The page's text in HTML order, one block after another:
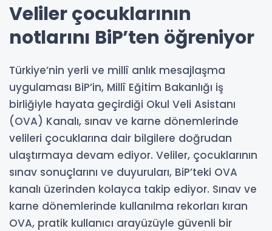
Veliler çocuklarının
notlarını BiP’ten öğreniyor
Türkiye’nin yerli ve millî anlık mesajlaşma
uygulaması BiP’in, Millî Eğitim Bakanlığı iş
birliğiyle hayata geçirdiği Okul Veli Asistanı
(OVA) Kanalı, sınav ve karne dönemlerinde
velileri çocuklarına dair bilgilere doğrudan
ulaştırmaya devam ediyor. Veliler, çocuklarının
sınav sonuçlarını ve duyuruları, BiP’teki OVA
kanalı üzerinden kolayca takip ediyor. Sınav ve
karne dönemlerinde kullanılma rekorları kıran
OVA, pratik kullanıcı arayüzüyle güvenli bir